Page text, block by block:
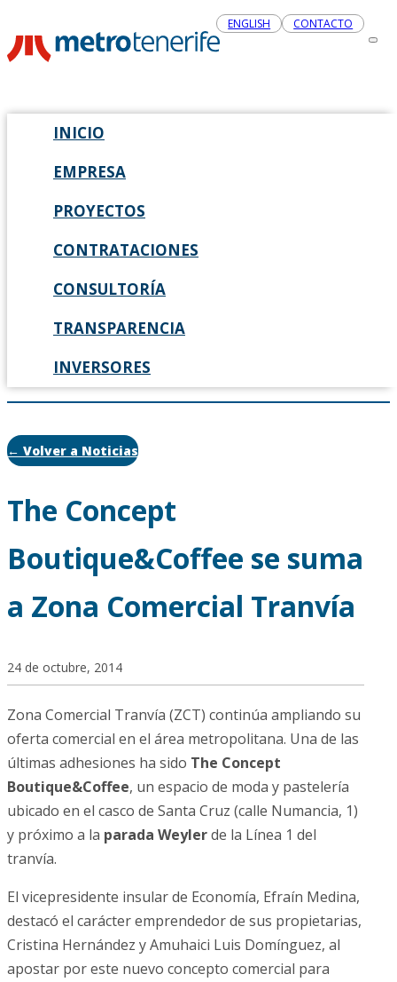
ENGLISH CONTACTO
INICIO
EMPRESA
PROYECTOS
CONTRATACIONES
CONSULTORÍA
TRANSPARENCIA
INVERSORES
← Volver a Noticias
The Concept
Boutique&Coffee se suma
a Zona Comercial Tranvía
24 de octubre, 2014
Zona Comercial Tranvía (ZCT) continúa ampliando su
oferta comercial en el área metropolitana. Una de las
últimas adhesiones ha sido The Concept
Boutique&Coffee, un espacio de moda y pastelería
ubicado en el casco de Santa Cruz (calle Numancia, 1)
y próximo a la parada Weylerde la Línea 1 del
tranvía.
El vicepresidente insular de Economía, Efraín Medina,
destacó el carácter emprendedor de sus propietarias,
Cristina Hernández y Amuhaici Luis Domínguez, al
apostar por este nuevo concepto comercial para